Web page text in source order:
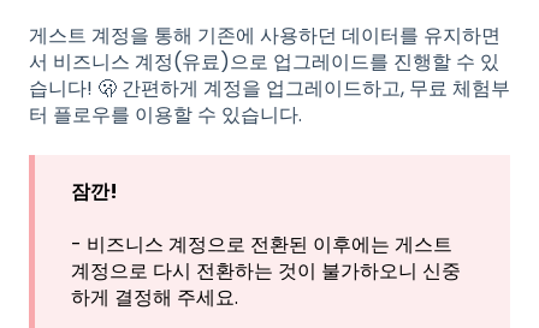
게스트 계정을 통해 기존에 사용하던 데이터를 유지하면
서 비즈니스 계정(유료)으로 업그레이드를 진행할 수 있
습니다! 🫢 간편하게 계정을 업그레이드하고, 무료 체험부
터 플로우를 이용할 수 있습니다.
잠깐!
- 비즈니스 계정으로 전환된 이후에는 게스트
계정으로 다시 전환하는 것이 불가하오니 신중
하게 결정해 주세요.